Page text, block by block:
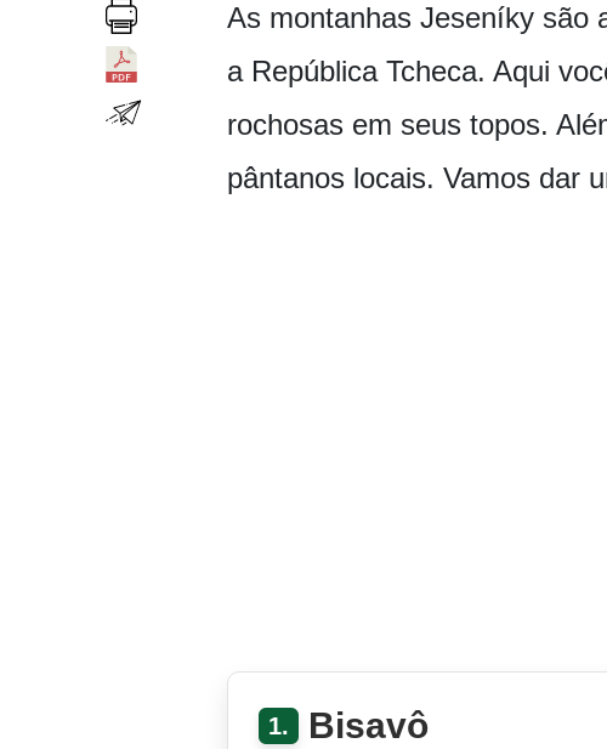
As montanhas Jeseníky são
a República Tcheca. Aqui
rochosas em seus topos.
pântanos locais. Vamos dar
1. Bisavô